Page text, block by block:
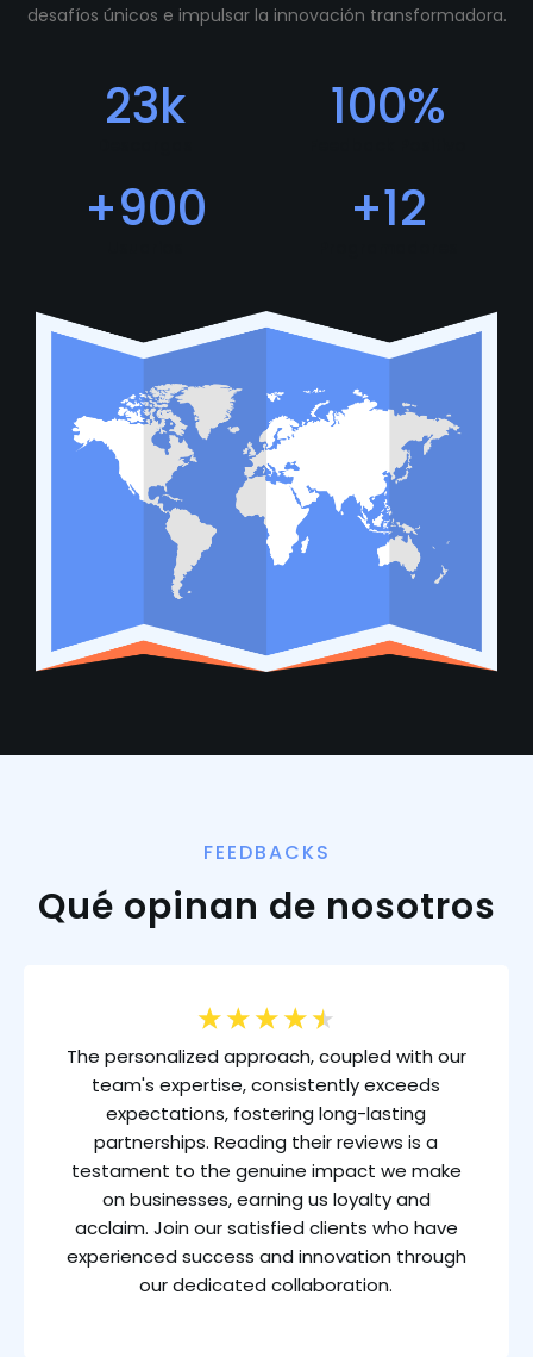
desafíos únicos e impulsar la innovación transformadora.
23k 100%
+900 +12
FEEDBACKS
Qué opinan de nosotros
★ ★ ★ ★ ★
The personalized approach, coupled with our
team's expertise, consistently exceeds
expectations, fostering long-lasting
partnerships. Reading their reviews is a
testament to the genuine impact we make
on businesses, earning us loyalty and
acclaim. Join our satisfied clients who have
experienced success and innovation through
our dedicated collaboration.